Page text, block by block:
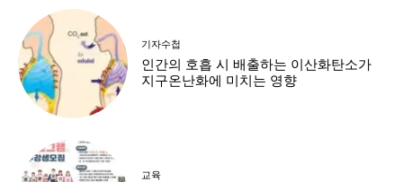
기자수첩
인간의 호흡 시 배출하는 이산화탄소가
지구온난화에 미치는 영향
교육